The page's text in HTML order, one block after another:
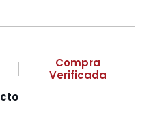
Compra
Verificada